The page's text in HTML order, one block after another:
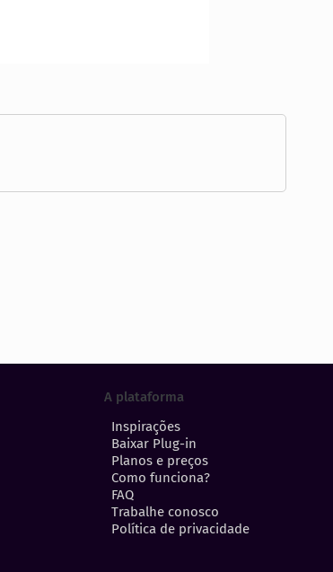
A plataforma
Inspirações
Baixar Plug-in
Planos e preços
Como funciona?
FAQ
Trabalhe conosco
Política de privacidade